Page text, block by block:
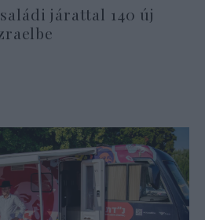
járattal 140 új